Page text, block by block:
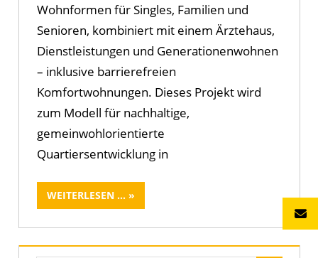
Wohnformen für Singles, Familien und
Senioren, kombiniert mit einem Ärztehaus,
Dienstleistungen und Generationen­wohnen
– inklusive barrierefreien
Komfortwohnungen. Dieses Projekt wird
zum Modell für nachhaltige,
gemeinwohlorientierte
Quartiersentwicklung in
WEITERLESEN ...